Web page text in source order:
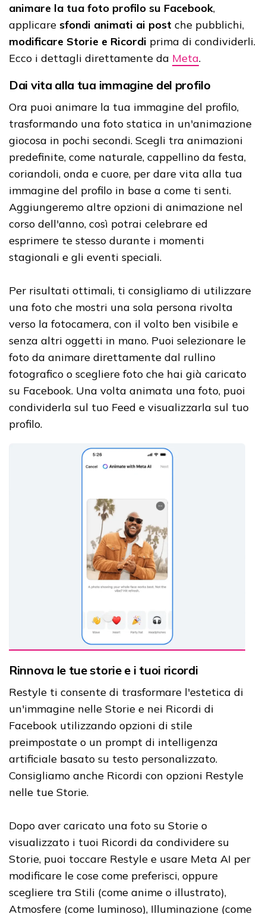
animare la tua foto profilo su Facebook,
applicare sfondi animati ai post che pubblichi,
modificare Storie e Ricordi prima di condividerli.
Ecco i dettagli direttamente da Meta.
Dai vita alla tua immagine del profilo
Ora puoi animare la tua immagine del profilo,
trasformando una foto statica in un'animazione
giocosa in pochi secondi. Scegli tra animazioni
predefinite, come naturale, cappellino da festa,
coriandoli, onda e cuore, per dare vita alla tua
immagine del profilo in base a come ti senti.
Aggiungeremo altre opzioni di animazione nel
corso dell'anno, così potrai celebrare ed
esprimere te stesso durante i momenti
stagionali e gli eventi speciali.
Per risultati ottimali, ti consigliamo di utilizzare
una foto che mostri una sola persona rivolta
verso la fotocamera, con il volto ben visibile e
senza altri oggetti in mano. Puoi selezionare le
foto da animare direttamente dal rullino
fotografico o scegliere foto che hai già caricato
su Facebook. Una volta animata una foto, puoi
condividerla sul tuo Feed e visualizzarla sul tuo
profilo.
Rinnova le tue storie e i tuoi ricordi
Restyle ti consente di trasformare l'estetica di
un'immagine nelle Storie e nei Ricordi di
Facebook utilizzando opzioni di stile
preimpostate o un prompt di intelligenza
artificiale basato su testo personalizzato.
Consigliamo anche Ricordi con opzioni Restyle
nelle tue Storie.
Dopo aver caricato una foto su Storie o
visualizzato i tuoi Ricordi da condividere su
Storie, puoi toccare Restyle e usare Meta AI per
modificare le cose come preferisci, oppure
scegliere tra Stili (come anime o illustrato),
Atmosfere (come luminoso), Illuminazione (come